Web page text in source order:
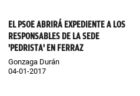
EL PSOE ABRIRÁ EXPEDIENTE A LOS
RESPONSABLES DE LA SEDE
'PEDRISTA' EN FERRAZ
Gonzaga Durán
04-01-2017